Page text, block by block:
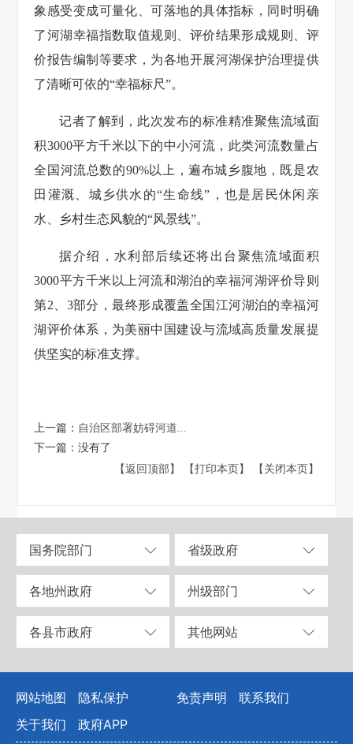
象感受变成可量化、可落地的具体指标，同时明确
了河湖幸福指数取值规则、评价结果形成规则、评
价报告编制等要求，为各地开展河湖保护治理提供
了清晰可依的“幸福标尺”。
记者了解到，此次发布的标准精准聚焦流域面
积3000平方千米以下的中小河流，此类河流数量占
全国河流总数的90%以上，遍布城乡腹地，既是农
田灌溉、城乡供水的“生命线”，也是居民休闲亲
水、乡村生态风貌的“风景线”。
据介绍，水利部后续还将出台聚焦流域面积
3000平方千米以上河流和湖泊的幸福河湖评价导则
第2、3部分，最终形成覆盖全国江河湖泊的幸福河
湖评价体系，为美丽中国建设与流域高质量发展提
供坚实的标准支撑。
上一篇： 自治区部署妨碍河道...
下一篇：没有了
【返回顶部】
【打印本页】 【关闭本页】
国务院部门 省级政府
各地州政府 州级部门
各县市政府 其他网站
网站地图 隐私保护 免责声明
联系我们
关于我们
政府APP